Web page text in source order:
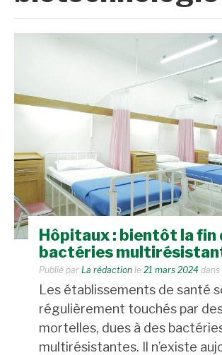
Hôpitaux : bientôt la fin
bactéries
Publié par La rédaction le 21 mars 2024 dans
Les établissements de santé
régulièrement touchés par
mortelles, dues à des
multirésistantes. Il n’existe